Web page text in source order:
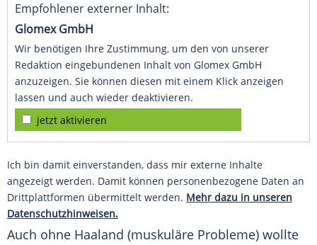
Empfohlener externer Inhalt:
Glomex GmbH
Wir benötigen Ihre Zustimmung, um den von unserer
Redaktion eingebundenen Inhalt von Glomex GmbH
anzuzeigen. Sie können diesen mit einem Klick anzeigen
lassen und auch wieder deaktivieren.
jetzt aktivieren
Ich bin damit einverstanden, dass mir externe Inhalte
angezeigt werden. Damit können personenbezogene Daten an
Drittplattformen übermittelt werden. Mehr dazu in unseren
Datenschutzhinweisen.
Auch ohne Haaland (muskuläre Probleme) wollte